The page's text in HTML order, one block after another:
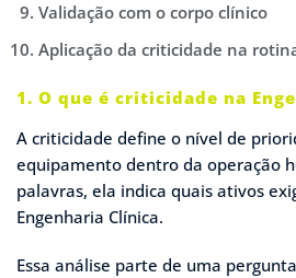
Validação com o corpo clínico
Aplicação da criticidade na
1. O que é criticidade na
A criticidade define o nível de
equipamento dentro da operação
palavras, ela indica quais ativos
Engenharia Clínica.
Essa análise parte de uma